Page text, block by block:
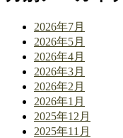
2026年7月
2026年5月
2026年4月
2026年3月
2026年2月
2026年1月
2025年12月
2025年11月